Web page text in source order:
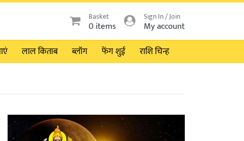
Basket
0 items
Sign In / Join
My account
लाल किताब ब्लॉग फेंग शुई राशि चिन्ह